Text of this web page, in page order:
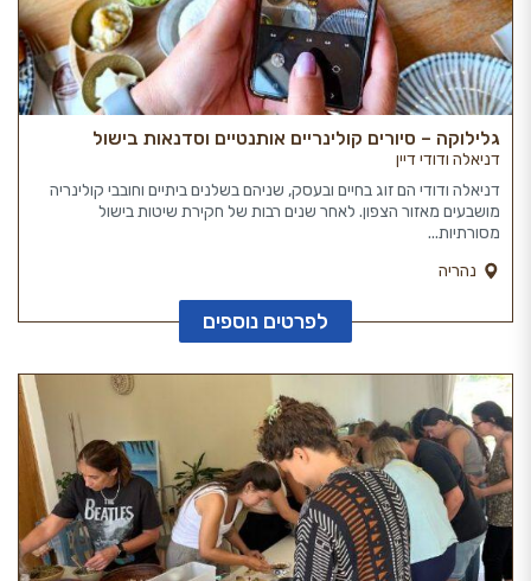
גלילוקה – סיורים קולינריים אותנטיים וסדנאות בישול
דניאלה ודודי דיין
דניאלה ודודי הם זוג בחיים ובעסק, שניהם בשלנים ביתיים וחובבי קולינריה
מושבעים מאזור הצפון. לאחר שנים רבות של חקירת שיטות בישול
מסורתיות...
נהריה
לפרטים נוספים